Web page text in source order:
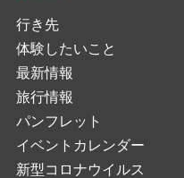
行き先
体験したいこと
最新情報
旅行情報
パンフレット
イベントカレンダー
新型コロナウイルス